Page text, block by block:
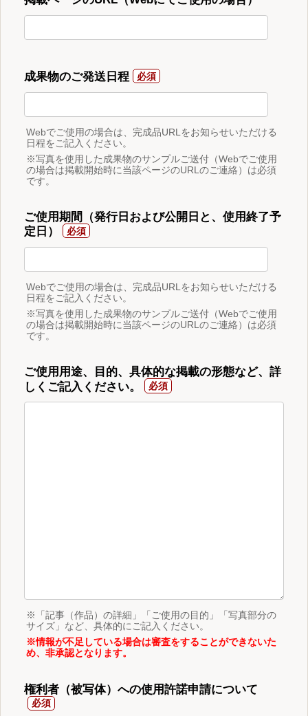
成果物のご発送日程
Webでご使用の場合は、完成品URLをお知らせいただける
日程をご記入ください。
※写真を使用した成果物のサンプルご送付（Webでご使用
の場合は掲載開始時に当該ページのURLのご連絡）は必須
です。
ご使用期間（発行日および公開日と、使用終了予
定日）
Webでご使用の場合は、完成品URLをお知らせいただける
日程をご記入ください。
※写真を使用した成果物のサンプルご送付（Webでご使用
の場合は掲載開始時に当該ページのURLのご連絡）は必須
です。
ご使用用途、目的、具体的な掲載の形態など、詳
しくご記入ください。
※「記事（作品）の詳細」「ご使用の目的」「写真部分の
サイズ」など、具体的にご記入ください。
※情報が不足している場合は審査をすることができないた
め、非承認となります。
権利者（被写体）への使用許諾申請について